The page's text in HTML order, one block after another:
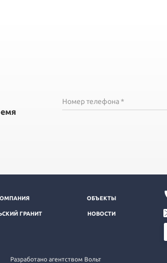
Номер телефона *
ОБЪЕКТЫ
ГРАНИТ НОВОСТИ
Разработано агентством Вольт